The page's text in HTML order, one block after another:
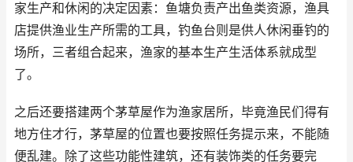
家生产和休闲的决定因素：鱼塘负责产出鱼类资源，渔具
店提供渔业生产所需的工具，钓鱼台则是供人休闲垂钓的
场所，三者组合起来，渔家的基本生产生活体系就成型
了。
之后还要搭建两个茅草屋作为渔家居所，毕竟渔民们得有
地方住才行，茅草屋的位置也要按照任务提示来，不能随
便乱建。除了这些功能性建筑，还有装饰类的任务要完